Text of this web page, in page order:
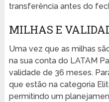
transferência antes do
MILHAS E
Uma vez que as milhas
na sua conta do LATAM
validade de 36 meses.
que estão na categoria
permitindo um